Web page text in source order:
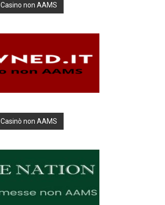
Casino non AAMS
Casinò non AAMS